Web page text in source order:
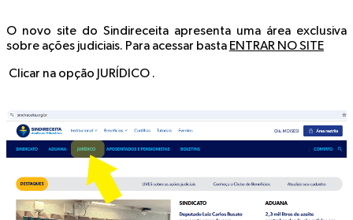
O novo site do Sindireceita apresenta uma área exclusiva
sobre ações judiciais. Para acessar basta ENTRAR NO SITE
Clicar na opção JURÍDICO .